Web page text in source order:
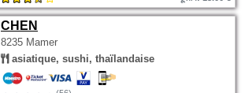
CHEN
8235 Mamer
asiatique, sushi, thaïlandaise